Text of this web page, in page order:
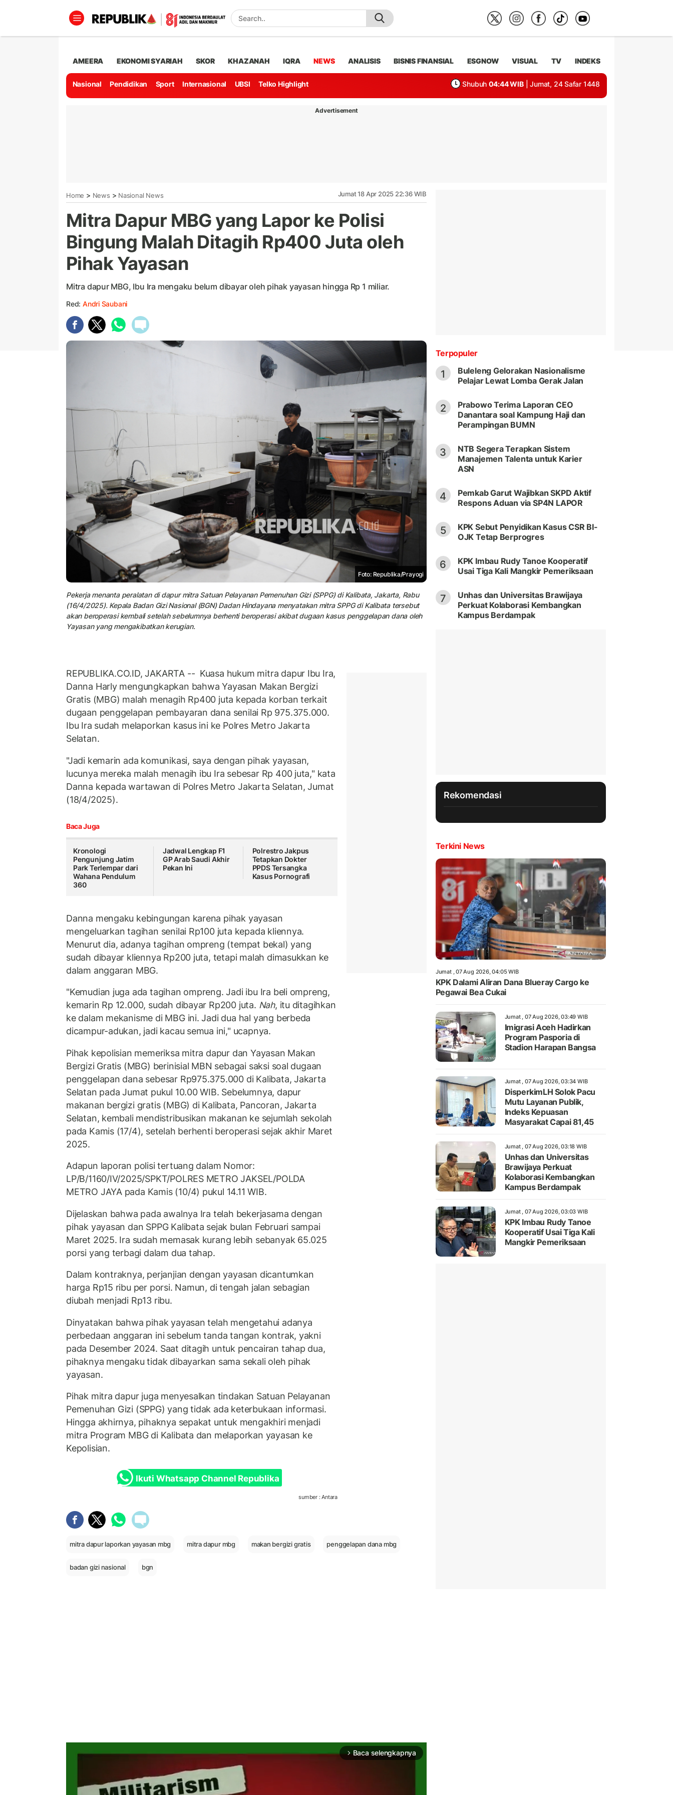
AMEERA EKONOMI SYARIAH SKOR KHAZANAH IQRA NEWS ANALISIS BISNIS FINANSIAL ESGNOW VISUAL TV INDEKS
Nasional Pendidikan Sport Internasional UBSI Telko Highlight Shubuh 04:44 WIB | Jumat, 24 Safar 1448
Advertisement
Home > News > Nasional News Jumat 18 Apr 2025 22:36 WIB
Mitra Dapur MBG yang Lapor ke Polisi
Bingung Malah Ditagih Rp400 Juta oleh
Pihak Yayasan
Mitra dapur MBG, Ibu Ira mengaku belum dibayar oleh pihak yayasan hingga Rp 1 miliar.
Red: Andri Saubani
Foto: Republika/Prayogi
Pekerja menanta peralatan di dapur mitra Satuan Pelayanan Pemenuhan Gizi (SPPG) di Kalibata, Jakarta, Rabu
(16/4/2025). Kepala Badan Gizi Nasional (BGN) Dadan Hindayana menyatakan mitra SPPG di Kalibata tersebut
akan beroperasi kembali setelah sebelumnya berhenti beroperasi akibat dugaan kasus penggelapan dana oleh
Yayasan yang mengakibatkan kerugian.
REPUBLIKA.CO.ID, JAKARTA -- Kuasa hukum mitra dapur Ibu Ira,
Danna Harly mengungkapkan bahwa Yayasan Makan Bergizi
Gratis (MBG) malah menagih Rp400 juta kepada korban terkait
dugaan penggelapan pembayaran dana senilai Rp 975.375.000.
Ibu Ira sudah melaporkan kasus ini ke Polres Metro Jakarta
Selatan.
"Jadi kemarin ada komunikasi, saya dengan pihak yayasan,
lucunya mereka malah menagih ibu Ira sebesar Rp 400 juta," kata
Danna kepada wartawan di Polres Metro Jakarta Selatan, Jumat
(18/4/2025).
Baca Juga
Kronologi
Pengunjung Jatim
Park Terlempar dari
Wahana Pendulum
360
Jadwal Lengkap F1
GP Arab Saudi Akhir
Pekan Ini
Polrestro Jakpus
Tetapkan Dokter
PPDS Tersangka
Kasus Pornografi
Danna mengaku kebingungan karena pihak yayasan
mengeluarkan tagihan senilai Rp100 juta kepada kliennya.
Menurut dia, adanya tagihan ompreng (tempat bekal) yang
sudah dibayar kliennya Rp200 juta, tetapi malah dimasukkan ke
dalam anggaran MBG.
"Kemudian juga ada tagihan ompreng. Jadi ibu Ira beli ompreng,
kemarin Rp 12.000, sudah dibayar Rp200 juta. Nah, itu ditagihkan
ke dalam mekanisme di MBG ini. Jadi dua hal yang berbeda
dicampur-adukan, jadi kacau semua ini," ucapnya.
Pihak kepolisian memeriksa mitra dapur dan Yayasan Makan
Bergizi Gratis (MBG) berinisial MBN sebagai saksi soal dugaan
penggelapan dana sebesar Rp975.375.000 di Kalibata, Jakarta
Selatan pada Jumat pukul 10.00 WIB. Sebelumnya, dapur
makanan bergizi gratis (MBG) di Kalibata, Pancoran, Jakarta
Selatan, kembali mendistribusikan makanan ke sejumlah sekolah
pada Kamis (17/4), setelah berhenti beroperasi sejak akhir Maret
2025.
Adapun laporan polisi tertuang dalam Nomor:
LP/B/1160/IV/2025/SPKT/POLRES METRO JAKSEL/POLDA
METRO JAYA pada Kamis (10/4) pukul 14.11 WIB.
Dijelaskan bahwa pada awalnya Ira telah bekerjasama dengan
pihak yayasan dan SPPG Kalibata sejak bulan Februari sampai
Maret 2025. Ira sudah memasak kurang lebih sebanyak 65.025
porsi yang terbagi dalam dua tahap.
Dalam kontraknya, perjanjian dengan yayasan dicantumkan
harga Rp15 ribu per porsi. Namun, di tengah jalan sebagian
diubah menjadi Rp13 ribu.
Dinyatakan bahwa pihak yayasan telah mengetahui adanya
perbedaan anggaran ini sebelum tanda tangan kontrak, yakni
pada Desember 2024. Saat ditagih untuk pencairan tahap dua,
pihaknya mengaku tidak dibayarkan sama sekali oleh pihak
yayasan.
Pihak mitra dapur juga menyesalkan tindakan Satuan Pelayanan
Pemenuhan Gizi (SPPG) yang tidak ada keterbukaan informasi.
Hingga akhirnya, pihaknya sepakat untuk mengakhiri menjadi
mitra Program MBG di Kalibata dan melaporkan yayasan ke
Kepolisian.
Ikuti Whatsapp Channel Republika
sumber : Antara
mitra dapur laporkan yayasan mbg mitra dapur mbg makan bergizi gratis penggelapan dana mbg
badan gizi nasional bgn
arrow_forward_ios Baca selengkapnya
Terpopuler
1
Buleleng Gelorakan Nasionalisme
Pelajar Lewat Lomba Gerak Jalan
2
Prabowo Terima Laporan CEO
Danantara soal Kampung Haji dan
Perampingan BUMN
3
NTB Segera Terapkan Sistem
Manajemen Talenta untuk Karier
ASN
4
Pemkab Garut Wajibkan SKPD Aktif
Respons Aduan via SP4N LAPOR
5
KPK Sebut Penyidikan Kasus CSR BI-
OJK Tetap Berprogres
6
KPK Imbau Rudy Tanoe Kooperatif
Usai Tiga Kali Mangkir Pemeriksaan
7
Unhas dan Universitas Brawijaya
Perkuat Kolaborasi Kembangkan
Kampus Berdampak
Rekomendasi
Terkini News
Jumat , 07 Aug 2026, 04:05 WIB
KPK Dalami Aliran Dana Blueray Cargo ke
Pegawai Bea Cukai
Jumat , 07 Aug 2026, 03:49 WIB
Imigrasi Aceh Hadirkan
Program Pasporia di
Stadion Harapan Bangsa
Jumat , 07 Aug 2026, 03:34 WIB
DisperkimLH Solok Pacu
Mutu Layanan Publik,
Indeks Kepuasan
Masyarakat Capai 81,45
Jumat , 07 Aug 2026, 03:18 WIB
Unhas dan Universitas
Brawijaya Perkuat
Kolaborasi Kembangkan
Kampus Berdampak
Jumat , 07 Aug 2026, 03:03 WIB
KPK Imbau Rudy Tanoe
Kooperatif Usai Tiga Kali
Mangkir Pemeriksaan